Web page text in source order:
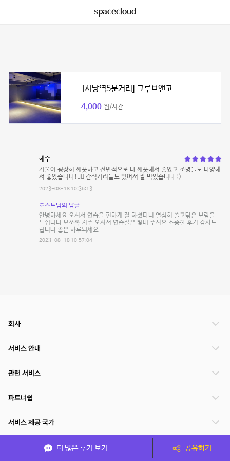
spacecloud
[사당역5분거리] 그루브앤고
4,000 원/시간
해수
거울이 굉장히 깨끗하고 전반적으로 다 깨끗해서 좋았고 조명들도 다양해
서 좋았습니다!👍🏻 간식거리들도 있어서 잘 먹었습니다 :)
2023-08-18 10:36:13
호스트님의 답글
안녕하세요 오셔서 연습을 편하게 잘 하셨다니 열심히 쓸고닦은 보람을
느낍니다 모쪼록 지주 오셔서 연습실은 빛내 주셔요 소중한 후기 감사드
립니다 좋은 하루되세요
2023-08-18 10:57:04
더 많은 후기 보기 공유하기
회사
서비스 안내
관련 서비스
파트너쉽
서비스 제공 국가